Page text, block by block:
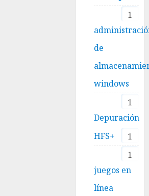
1
de
windows
1
Depuración
1
HFS+
1
juegos en
línea